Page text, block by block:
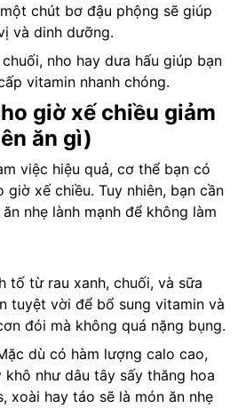
chút bơ đậu phộng sẽ giúp
và dinh dưỡng.
nho hay dưa hấu giúp bạn
vitamin nhanh chóng.
giờ xế chiều giảm
ăn gì)
việc hiệu quả, cơ thể bạn có
xế chiều. Tuy nhiên, bạn cần
nhẹ lành mạnh để không làm
tố từ rau xanh, chuối, và sữa
tuyệt vời để bổ sung vitamin và
đói mà không quá nặng bụng.
dù có hàm lượng calo cao,
khô như dâu tây sấy thăng hoa
xoài hay táo sẽ là món ăn nhẹ